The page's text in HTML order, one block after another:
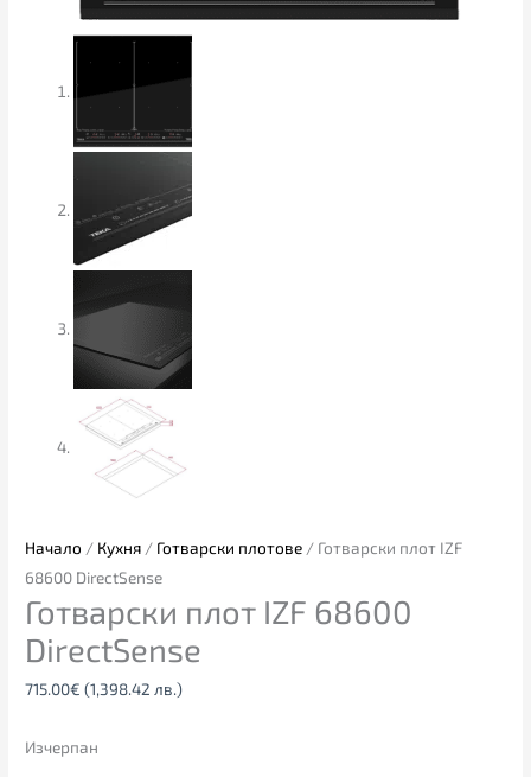
Начало / Кухня / Готварски плотове / Готварски плот IZF
68600 DirectSense
Готварски плот IZF 68600
DirectSense
715.00€ (1,398.42 лв.)
Изчерпан